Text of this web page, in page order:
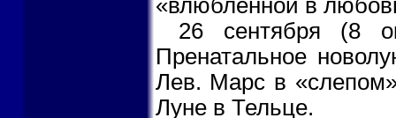
«влюбленной в
26 сентября (8
Пренатальное
Лев. Марс в
Луне в Тельце.